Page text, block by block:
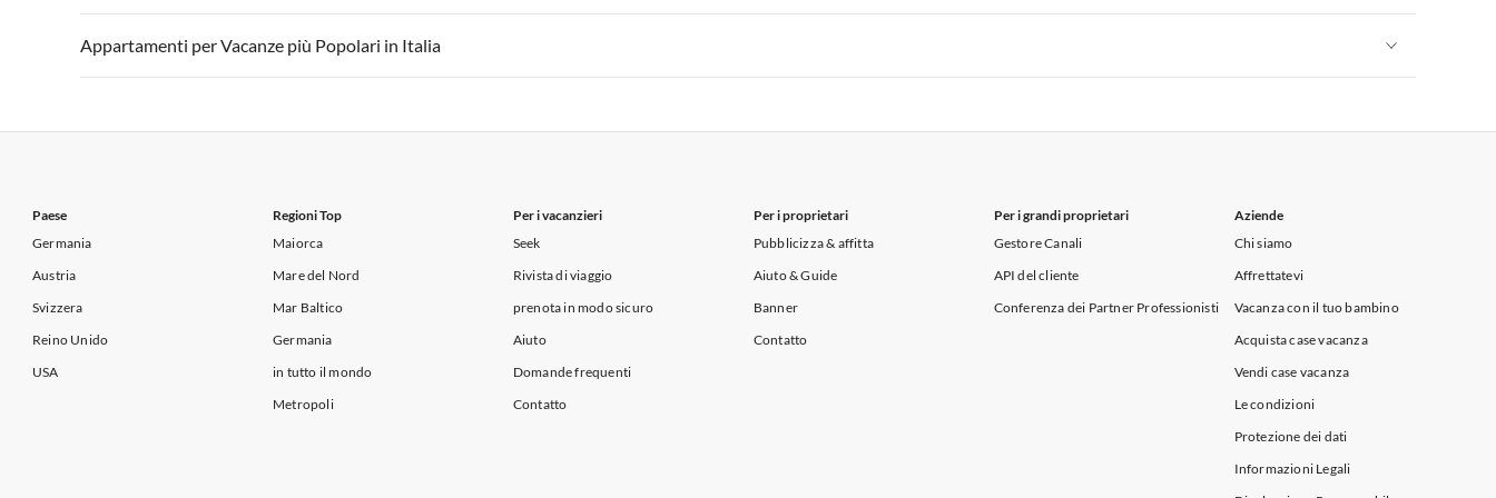
Appartamenti per Vacanze in Lago di Garda Appartamenti per Vacanze in Lago di Como
Appartamenti per Vacanze in Italia Appartamenti per Vacanze in Liguria
Appartamenti per Vacanze in Lago di Garda Appartamenti per Vacanze in Lago di Como
Appartamenti per Vacanze più Popolari in Italia
Paese
Germania
Austria
Svizzera
Reino Unido
USA
Regioni Top
Maiorca
Mare del Nord
Mar Baltico
Germania
in tutto il mondo
Metropoli
Per i vacanzieri
Seek
Rivista di viaggio
prenota in modo sicuro
Aiuto
Domande frequenti
Contatto
Per i proprietari
Pubblicizza & affitta
Aiuto & Guide
Banner
Contatto
Per i grandi proprietari
Gestore Canali
API del cliente
Conferenza dei Partner Professionisti
Aziende
Chi siamo
Affrettatevi
Vacanza con il tuo bambino
Acquista case vacanza
Vendi case vacanza
Le condizioni
Protezione dei dati
Informazioni Legali